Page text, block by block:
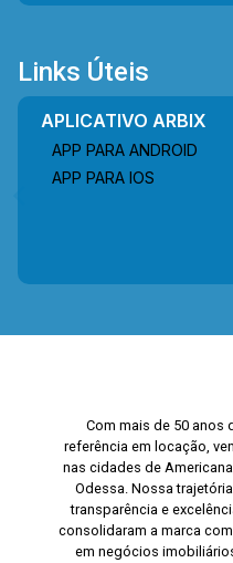
Links Úteis
APLICATIVO ARBIX
APP PARA ANDROID
APP PARA IOS
Com mais de 50 anos
referência em locação,
nas cidades de
Odessa. Nossa
transparência e
consolidaram a marca
em negócios